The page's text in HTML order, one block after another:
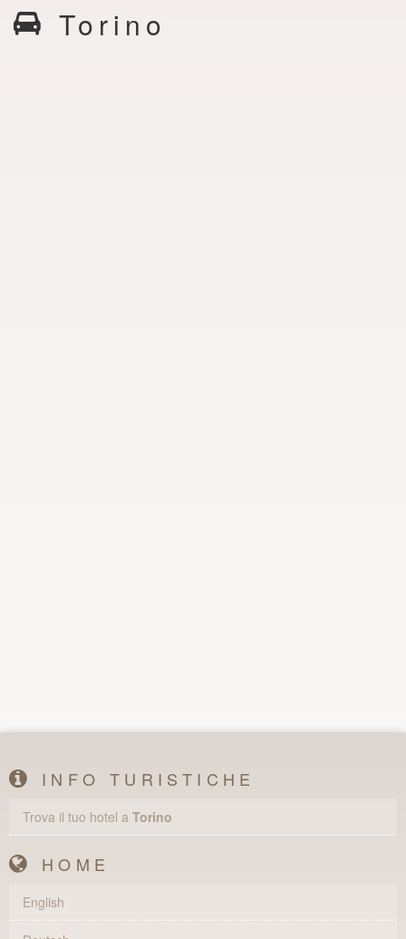
Torino
INFO TURISTICHE
Trova il tuo hotel a Torino
HOME
English